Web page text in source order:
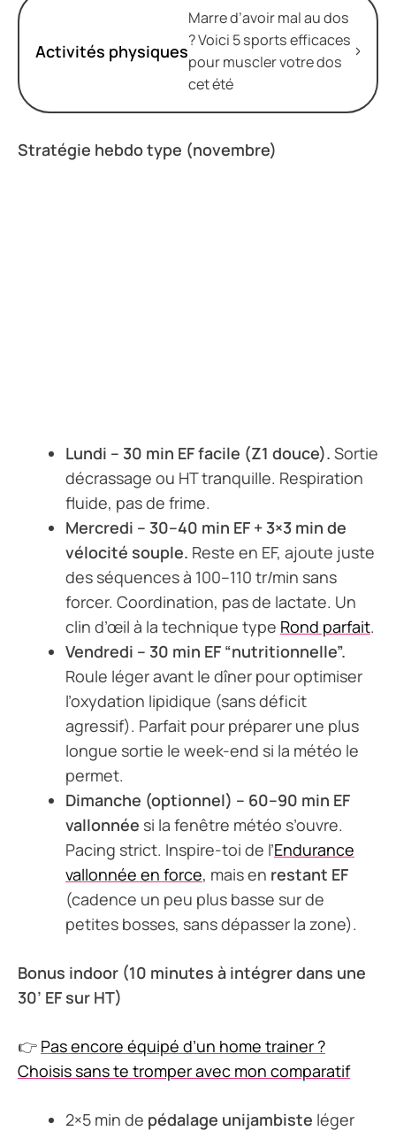
Activités physiques
Marre d’avoir mal au dos
? Voici 5 sports efficaces
pour muscler votre dos
cet été
Stratégie hebdo type (novembre)
Lundi – 30 min EF facile (Z1 douce). Sortie
décrassage ou HT tranquille. Respiration
fluide, pas de frime.
Mercredi – 30–40 min EF + 3×3 min de
vélocité souple. Reste en EF, ajoute juste
des séquences à 100–110 tr/min sans
forcer. Coordination, pas de lactate. Un
clin d’œil à la technique type Rond parfait.
Vendredi – 30 min EF “nutritionnelle”.
Roule léger avant le dîner pour optimiser
l’oxydation lipidique (sans déficit
agressif). Parfait pour préparer une plus
longue sortie le week-end si la météo le
permet.
Dimanche (optionnel) – 60–90 min EF
vallonnée si la fenêtre météo s’ouvre.
Pacing strict. Inspire-toi de l’Endurance
vallonnée en force, mais en restant EF
(cadence un peu plus basse sur de
petites bosses, sans dépasser la zone).
Bonus indoor (10 minutes à intégrer dans une
30’ EF sur HT)
👉 Pas encore équipé d’un home trainer ?
Choisis sans te tromper avec mon comparatif
2×5 min de pédalage unijambiste léger